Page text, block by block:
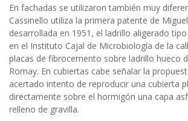
En fachadas se utilizaron también muy
Cassinello utiliza la primera patente de
desarrollada en 1951, el ladrillo aligerado
en el Instituto Cajal de Microbiología de la
placas de fibrocemento sobre ladrillo hueco
Romay. En cubiertas cabe señalar la
acertado intento de reproducir una cubierta
directamente sobre el hormigón una capa
relleno de gravilla.